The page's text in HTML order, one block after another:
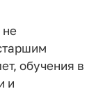
не
обучения в
и